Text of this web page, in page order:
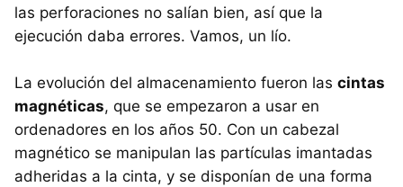
las perforaciones no salían bien, así que la
ejecución daba errores. Vamos, un lío.
La evolución del almacenamiento fueron las cintas
magnéticas, que se empezaron a usar en
ordenadores en los años 50. Con un cabezal
magnético se manipulan las partículas imantadas
adheridas a la cinta, y se disponían de una forma